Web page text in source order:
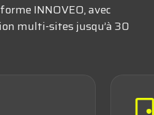
INNOVEO, avec
multi-sites jusqu’à 30